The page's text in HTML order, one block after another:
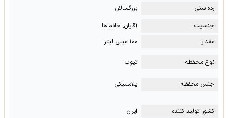
رده سنی
بزرگسالان
جنسیت
آقایان, خانم ها
مقدار
۱۰۰ میلی لیتر
نوع محفظه تیوب
جنس محفظه پلاستیکی
کشور تولید کننده ایران